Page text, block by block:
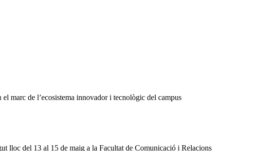
marc de l’ecosistema innovador i tecnològic del campus
lloc del 13 al 15 de maig a la Facultat de Comunicació i Relacions